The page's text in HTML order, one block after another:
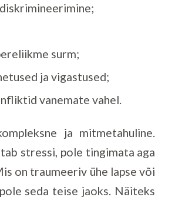
surm;
ja vigastused;
vanemate vahel.
ja mitmetahuline.
stressi, pole tingimata aga
on traumeeriv ühe lapse või
seda teise jaoks. Näiteks